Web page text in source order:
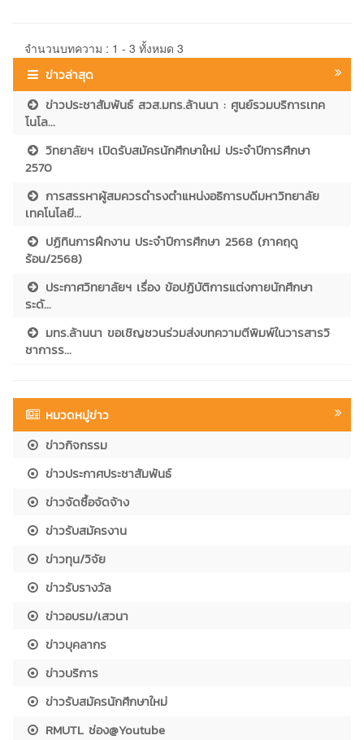
จำนวนบทความ : 1 - 3 ทั้งหมด 3
ข่าวล่าสุด
ข่าวประชาสัมพันธ์ สวส.มทร.ล้านนา : ศูนย์รวมบริการเทค
โนโล...
วิทยาลัยฯ เปิดรับสมัครนักศึกษาใหม่ ประจำปีการศึกษา
2570
การสรรหาผู้สมควรดำรงตำแหน่งอธิการบดีมหาวิทยาลัย
เทคโนโลยี...
ปฏิทินการฝึกงาน ประจำปีการศึกษา 2568 (ภาคฤดู
ร้อน/2568)
ประกาศวิทยาลัยฯ เรื่อง ข้อปฏิบัติการแต่งกายนักศึกษา
ระดั...
มทร.ล้านนา ขอเชิญชวนร่วมส่งบทความตีพิมพ์ในวารสารวิ
ชาการร...
หมวดหมู่ข่าว
ข่าวกิจกรรม
ข่าวประกาศประชาสัมพันธ์
ข่าวจัดซื้อจัดจ้าง
ข่าวรับสมัครงาน
ข่าวทุน/วิจัย
ข่าวรับรางวัล
ข่าวอบรม/เสวนา
ข่าวบุคลากร
ข่าวบริการ
ข่าวรับสมัครนักศึกษาใหม่
RMUTL ช่อง@Youtube